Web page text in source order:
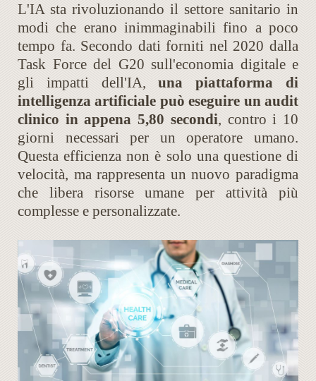
L'IA sta rivoluzionando il settore sanitario in
modi che erano inimmaginabili fino a poco
tempo fa. Secondo dati forniti nel 2020 dalla
Task Force del G20 sull'economia digitale e
gli impatti dell'IA,una piattaforma di
intelligenza artificiale può eseguire un audit
clinico in appena 5,80 secondi, contro i 10
giorni necessari per un operatore umano.
Questa efficienza non è solo una questione di
velocità, ma rappresenta un nuovo paradigma
che libera risorse umane per attività più
complesse e personalizzate.